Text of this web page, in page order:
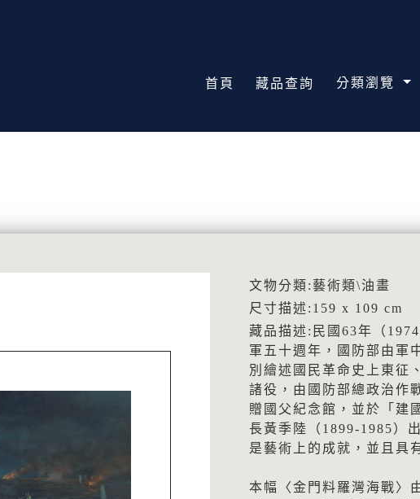
首頁 藏品查詢 分類瀏覽
文物分類:藝術類\油畫
尺寸描述:159 x 109 cm
藏品描述:民國63年（
軍五十週年，國防部由軍
別繪述國民革命史上東征
諸役，由國防部總政治作
贈國父紀念館，並於「建
長黃季陸（1899-1985）
是藝術上的成就，並且具
本幅〈金門料羅灣海戰〉